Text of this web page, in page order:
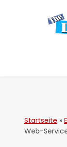
Startseite »
Web-